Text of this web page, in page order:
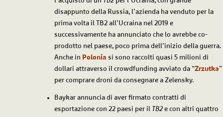
disappunto della Russia, l’azienda ha venduto per la
prima volta il TB2 all’Ucraina nel 2019 e
successivamente ha annunciato che lo avrebbe co-
prodotto nel paese, poco prima dell’inizio della guerra.
Anche in Polonia si sono raccolti quasi 5 milioni di
dollari attraverso il crowdfunding avviato da “Zrzutka”
per comprare droni da consegnare a Zelensky.
Baykar annuncia di aver firmato contratti di
esportazione con 22 paesi per il TB2e con altri quattro